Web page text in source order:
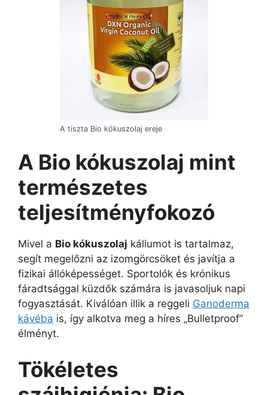
A tiszta Bio kókuszolaj ereje
A Bio kókuszolaj mint
természetes
teljesítményfokozó
Mivel a Bio kókuszolaj káliumot is tartalmaz,
segít megelőzni az izomgörcsöket és javítja a
fizikai állóképességet. Sportolók és krónikus
fáradtsággal küzdők számára is javasoljuk napi
fogyasztását. Kiválóan illik a reggeli Ganoderma
kávéba is, így alkotva meg a híres „Bulletproof”
élményt.
Tökéletes